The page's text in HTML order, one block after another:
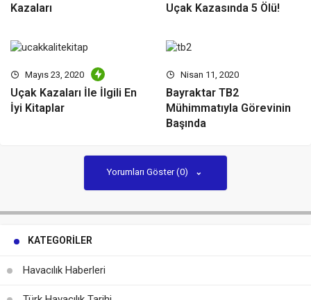
Kazaları
Uçak Kazasında 5 Ölü!
Mayıs 23, 2020
Uçak Kazaları İle İlgili En
İyi Kitaplar
Nisan 11, 2020
Bayraktar TB2
Mühimmatıyla Görevinin
Başında
Yorumları Göster (0)
KATEGORILER
Havacılık Haberleri